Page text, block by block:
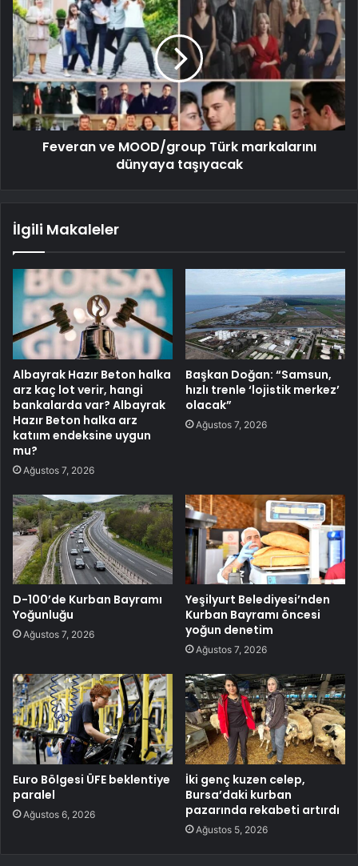
Feveran ve MOOD/group Türk markalarını
dünyaya taşıyacak
İlgili Makaleler
Albayrak Hazır Beton halka
arz kaç lot verir, hangi
bankalarda var? Albayrak
Hazır Beton halka arz
katıım endeksine uygun
mu?
Ağustos 7, 2026
Başkan Doğan: “Samsun,
hızlı trenle ‘lojistik merkez’
olacak”
Ağustos 7, 2026
D-100’de Kurban Bayramı
Yoğunluğu
Ağustos 7, 2026
Yeşilyurt Belediyesi’nden
Kurban Bayramı öncesi
yoğun denetim
Ağustos 7, 2026
Euro Bölgesi ÜFE beklentiye
paralel
Ağustos 6, 2026
İki genç kuzen celep,
Bursa’daki kurban
pazarında rekabeti artırdı
Ağustos 5, 2026